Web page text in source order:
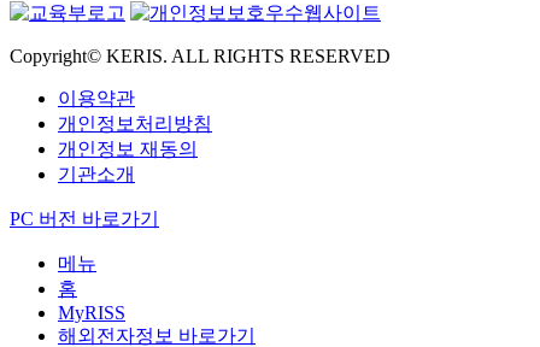
Copyright© KERIS. ALL RIGHTS RESERVED
이용약관
개인정보처리방침
개인정보 재동의
기관소개
PC 버전 바로가기
메뉴
홈
MyRISS
해외전자정보 바로가기